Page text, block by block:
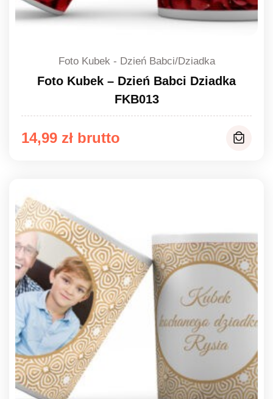
Foto Kubek - Dzień Babci/Dziadka
Foto Kubek – Dzień Babci Dziadka
FKB013
14,99 zł